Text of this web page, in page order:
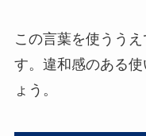
この言葉を使うう
す。違和感のある
ょう。